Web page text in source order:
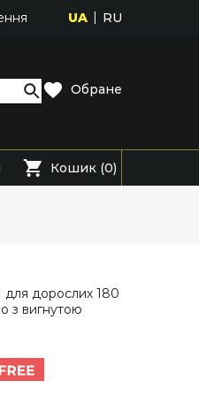
UA RU
Обране
Кошик (0)
дорослих 180
з вигнутою